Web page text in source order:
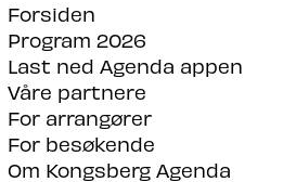
Forsiden
Program 2026
Last ned Agenda appen
Våre partnere
For arrangører
For besøkende
Om Kongsberg Agenda